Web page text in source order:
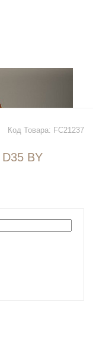
Код Товара: FC21237
BY